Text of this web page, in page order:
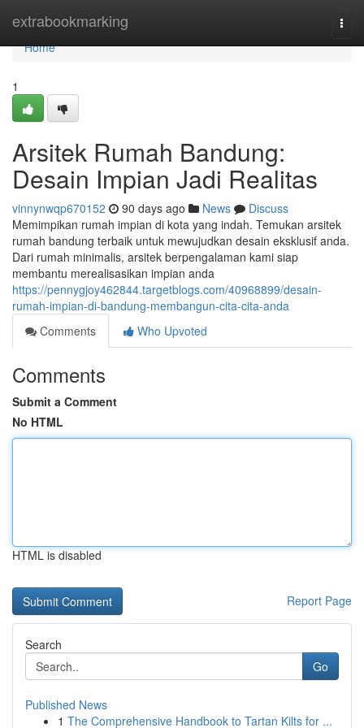
extrabookmarking
Home
Home
1
Arsitek Rumah Bandung:
Desain Impian Jadi Realitas
vinnynwqp670152 90 days ago News
Discuss
Memimpikan rumah impian di kota yang indah. Temukan arsitek
rumah bandung terbaik untuk mewujudkan desain eksklusif anda.
Dari rumah minimalis, arsitek berpengalaman kami siap
membantu merealisasikan impian anda
https://pennygjoy462844.targetblogs.com/40968899/desain-
rumah-impian-di-bandung-membangun-cita-cita-anda
Comments
Who Upvoted
Comments
Submit a Comment
No HTML
HTML is disabled
Report Page
Search
Go
Published News
1 The Comprehensive Handbook to Tartan Kilts for ...